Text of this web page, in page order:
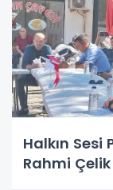
Halkın Sesi
Rahmi